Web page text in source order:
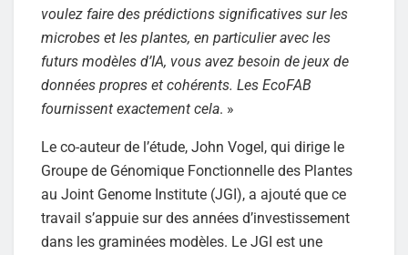
voulez faire des prédictions significatives sur les
microbes et les plantes, en particulier avec les
futurs modèles d’IA, vous avez besoin de jeux de
données propres et cohérents. Les EcoFAB
fournissent exactement cela. »
Le co-auteur de l’étude, John Vogel, qui dirige le
Groupe de Génomique Fonctionnelle des Plantes
au Joint Genome Institute (JGI), a ajouté que ce
travail s’appuie sur des années d’investissement
dans les graminées modèles. Le JGI est une